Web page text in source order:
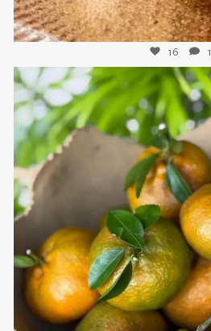
16 1
sweetkwisine
Nov 21